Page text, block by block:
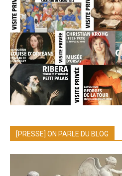
[PRESSE] ON PARLE DU BLOG